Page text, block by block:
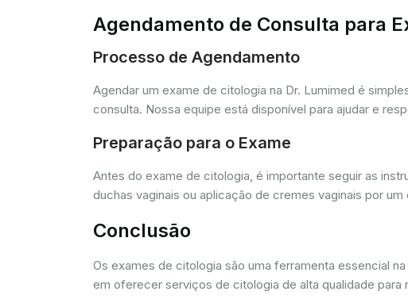
Agendamento de Consulta para
Processo de Agendamento
Agendar um exame de citologia na Dr. Lumimed é
consulta. Nossa equipe está disponível para ajudar e
Preparação para o Exame
Antes do exame de citologia, é importante seguir as
duchas vaginais ou aplicação de cremes vaginais por
Conclusão
Os exames de citologia são uma ferramenta essencial
em oferecer serviços de citologia de alta qualidade